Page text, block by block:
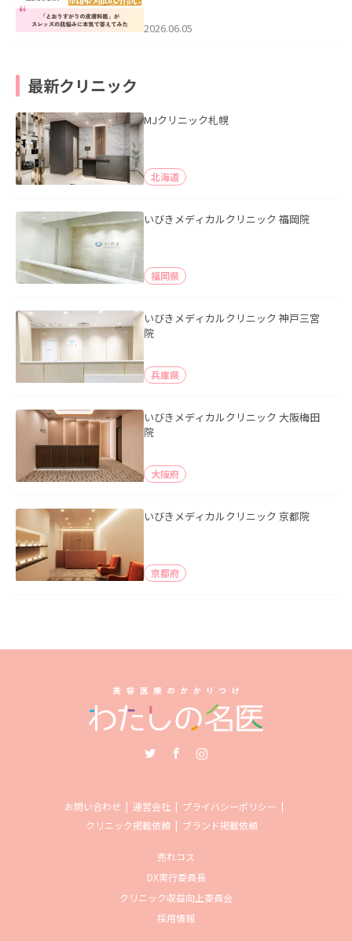
2026.06.05
最新クリニック
MJクリニック札幌
北海道
いびきメディカルクリニック 福岡院
福岡県
いびきメディカルクリニック 神戸三宮
院
兵庫県
いびきメディカルクリニック 大阪梅田
院
大阪府
いびきメディカルクリニック 京都院
京都府
お問い合わせ 運営会社
プライバシーポリシー
クリニック掲載依頼
ブランド掲載依頼
売れコス
DX実行委員長
クリニック収益向上委員会
採用情報